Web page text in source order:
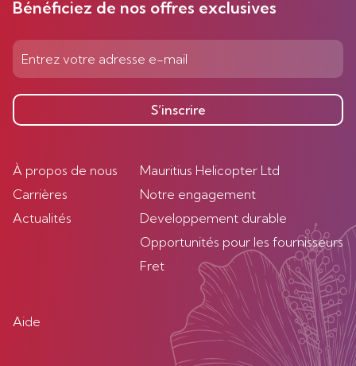
Bénéficiez de nos offres exclusives
S’inscrire
À propos de nous
Carrières
Actualités
Mauritius Helicopter Ltd
Notre engagement
Developpement durable
Opportunités pour les fournisseurs
Fret
Aide